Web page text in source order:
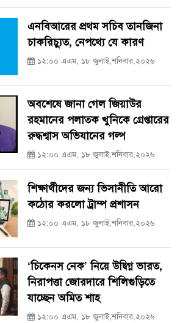
এনবিআরের প্রথম সচিব তানজিনা
চাকরিচ্যুত, নেপথ্যে যে কারণ
১২:০০ এএম, ১৮ জুলাই,শনিবার,২০২৬
অবশেষে জানা গেল জিয়াউর
রহমানের পলাতক খুনিকে গ্রেপ্তারের
রুদ্ধশ্বাস অভিযানের গল্প
১২:০০ এএম, ১৮ জুলাই,শনিবার,২০২৬
শিক্ষার্থীদের জন্য ভিসানীতি আরো
কঠোর করলো ট্রাম্প প্রশাসন
১২:০০ এএম, ১৮ জুলাই,শনিবার,২০২৬
‘চিকেনস নেক’ নিয়ে উদ্বিগ্ন ভারত,
নিরাপত্তা জোরদারে শিলিগুড়িতে
যাচ্ছেন অমিত শাহ
১২:০০ এএম, ১৮ জুলাই,শনিবার,২০২৬